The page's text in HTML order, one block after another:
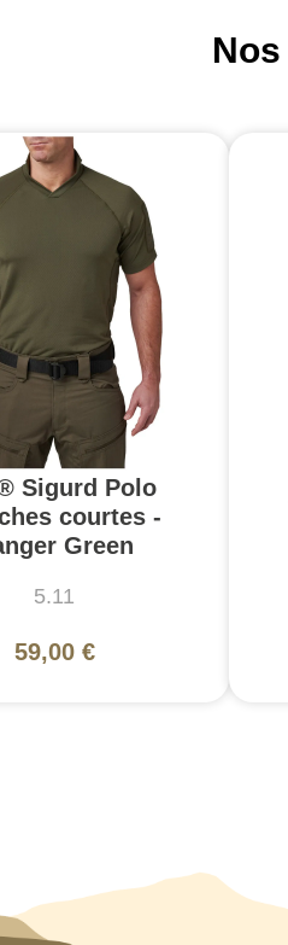
Sigurd Polo
courtes -
Green
5.11
59,00 €